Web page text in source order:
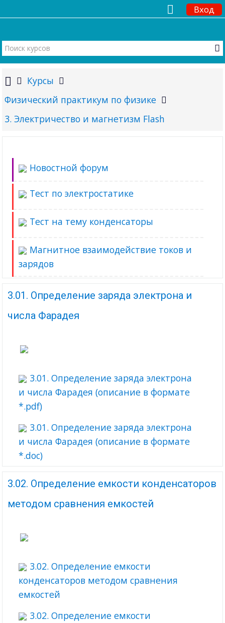
Вход
Курсы
Физический практикум по физике
3. Электричество и магнетизм Flash
Новостной форум
Тест по электростатике
Тест на тему конденсаторы
Магнитное взаимодействие токов и
зарядов
3.01. Определение заряда электрона и
числа Фарадея
3.01. Определение заряда электрона
и числа Фарадея (описание в формате
*.pdf)
3.01. Определение заряда электрона
и числа Фарадея (описание в формате
*.doc)
3.02. Определение емкости конденсаторов
методом сравнения емкостей
3.02. Определение емкости
конденсаторов методом сравнения
емкостей
3.02. Определение емкости